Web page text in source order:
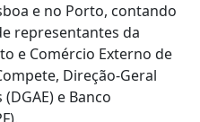
e no Porto, contando
representantes da
e Comércio Externo de
Direção-Geral
e Banco